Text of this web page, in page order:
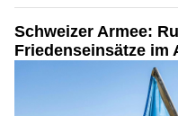
Schweizer Armee:
Friedenseinsätze im